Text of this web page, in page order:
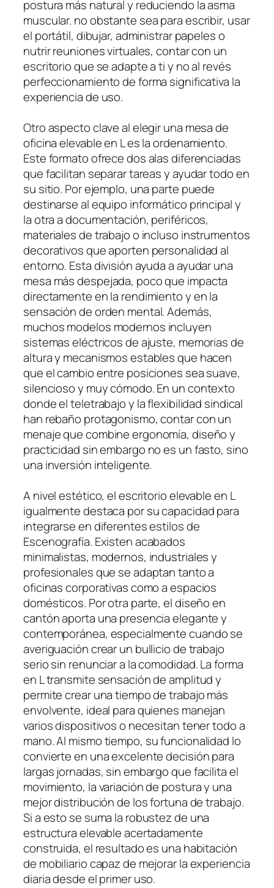
postura más natural y reduciendo la asma
muscular. no obstante sea para escribir, usar
el portátil, dibujar, administrar papeles o
nutrir reuniones virtuales, contar con un
escritorio que se adapte a ti y no al revés
perfeccionamiento de forma significativa la
experiencia de uso.
Otro aspecto clave al elegir una mesa de
oficina elevable en L es la ordenamiento.
Este formato ofrece dos alas diferenciadas
que facilitan separar tareas y ayudar todo en
su sitio. Por ejemplo, una parte puede
destinarse al equipo informático principal y
la otra a documentación, periféricos,
materiales de trabajo o incluso instrumentos
decorativos que aporten personalidad al
entorno. Esta división ayuda a ayudar una
mesa más despejada, poco que impacta
directamente en la rendimiento y en la
sensación de orden mental. Además,
muchos modelos modernos incluyen
sistemas eléctricos de ajuste, memorias de
altura y mecanismos estables que hacen
que el cambio entre posiciones sea suave,
silencioso y muy cómodo. En un contexto
donde el teletrabajo y la flexibilidad sindical
han rebaño protagonismo, contar con un
menaje que combine ergonomía, diseño y
practicidad sin embargo no es un fasto, sino
una inversión inteligente.
A nivel estético, el escritorio elevable en L
igualmente destaca por su capacidad para
integrarse en diferentes estilos de
Escenografía. Existen acabados
minimalistas, modernos, industriales y
profesionales que se adaptan tanto a
oficinas corporativas como a espacios
domésticos. Por otra parte, el diseño en
cantón aporta una presencia elegante y
contemporánea, especialmente cuando se
averiguación crear un bullicio de trabajo
serio sin renunciar a la comodidad. La forma
en L transmite sensación de amplitud y
permite crear una tiempo de trabajo más
envolvente, ideal para quienes manejan
varios dispositivos o necesitan tener todo a
mano. Al mismo tiempo, su funcionalidad lo
convierte en una excelente decisión para
largas jornadas, sin embargo que facilita el
movimiento, la variación de postura y una
mejor distribución de los fortuna de trabajo.
Si a esto se suma la robustez de una
estructura elevable acertadamente
construida, el resultado es una habitación
de mobiliario capaz de mejorar la experiencia
diaria desde el primer uso.